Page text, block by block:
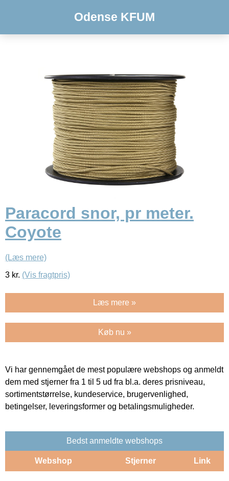
Odense KFUM
Paracord snor, pr meter.
Coyote
(Læs mere)
3 kr. (Vis fragtpris)
Læs mere »
Køb nu »
Vi har gennemgået de mest populære webshops og anmeldt
dem med stjerner fra 1 til 5 ud fra bl.a. deres prisniveau,
sortimentstørrelse, kundeservice, brugervenlighed,
betingelser, leveringsformer og betalingsmuligheder.
Bedst anmeldte webshops
Webshop Stjerner Link